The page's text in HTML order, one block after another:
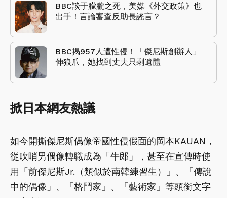
BBC談于朦朧之死，美媒《外交政策》也
出手！言論審查反助長謠言？
BBC揭957人遭性侵！「傑尼斯創辦人」
伸狼爪，她找到丈夫只剩遺體
掀日本網友熱議
如今開撕傑尼斯偶像帝國性侵假面的岡本KAUAN，
從吹哨男偶像轉職成為「牛郎」，甚至在宣傳時使
用「前傑尼斯Jr.（類似於南韓練習生）」、「傳說
中的偶像」、「格鬥家」、「藝術家」等頭銜文字